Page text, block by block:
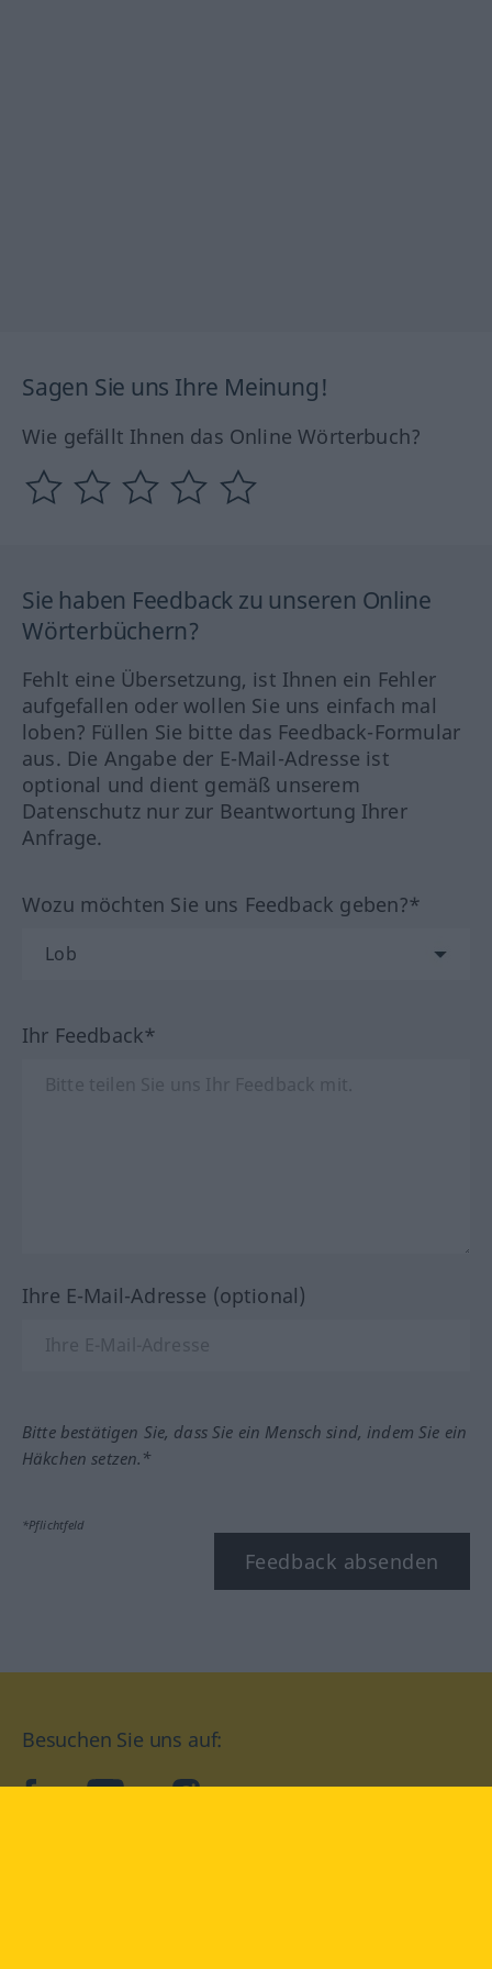
Sagen Sie uns Ihre Meinung!
Wie gefällt Ihnen das Online Wörterbuch?
Sie haben Feedback zu unseren Online
Wörterbüchern?
Fehlt eine Übersetzung, ist Ihnen ein Fehler
aufgefallen oder wollen Sie uns einfach mal
loben? Füllen Sie bitte das Feedback-Formular
aus. Die Angabe der E-Mail-Adresse ist
optional und dient gemäß unserem
Datenschutz nur zur Beantwortung Ihrer
Anfrage.
Wozu möchten Sie uns Feedback geben?*
Ihr Feedback*
Ihre E-Mail-Adresse (optional)
Bitte bestätigen Sie, dass Sie ein Mensch sind, indem Sie ein
Häkchen setzen.*
*Pflichtfeld
Feedback absenden
Besuchen Sie uns auf:
facebookYouTube Instagram